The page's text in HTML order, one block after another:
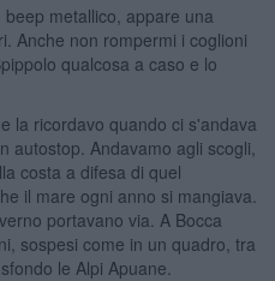
metallico, appare una
Anche non rompermi i coglioni
qualcosa a caso e lo
la ricordavo quando ci s'andava
autostop. Andavamo agli scogli,
costa a difesa di quel
il mare ogni anno si mangiava.
portavano via. A Bocca
sospesi come in un quadro, tra
le Alpi Apuane.